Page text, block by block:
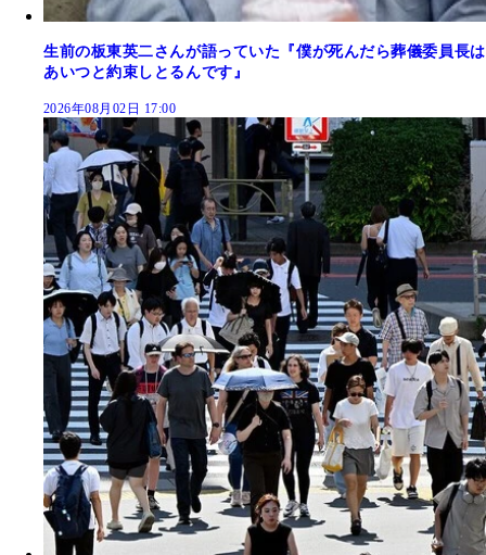
生前の板東英二さんが語っていた『僕が死んだら葬儀委員長は
あいつと約束しとるんです』
2026年08月02日 17:00